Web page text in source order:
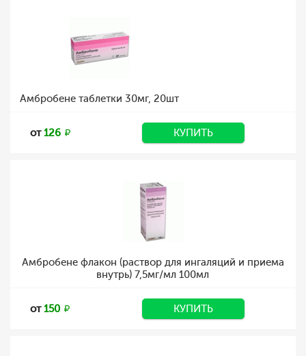
Амбробене таблетки 30мг, 20шт
от126 КУПИТЬ
Амбробене флакон (раствор для ингаляций и приема
внутрь) 7,5мг/мл 100мл
от150 КУПИТЬ